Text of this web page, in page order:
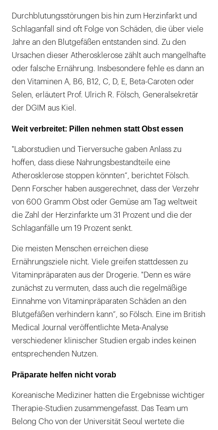
Durchblutungsstörungen bis hin zum Herzinfarkt und
Schlaganfall sind oft Folge von Schäden, die über viele
Jahre an den Blutgefäßen entstanden sind. Zu den
Ursachen dieser Atherosklerose zählt auch mangelhafte
oder falsche Ernährung. Insbesondere fehle es dann an
den Vitaminen A, B6, B12, C, D, E, Beta-Caroten oder
Selen, erläutert Prof. Ulrich R. Fölsch, Generalsekretär
der DGIM aus Kiel.
Weit verbreitet: Pillen nehmen statt Obst essen
"Laborstudien und Tierversuche gaben Anlass zu
hoffen, dass diese Nahrungsbestandteile eine
Atherosklerose stoppen könnten“, berichtet Fölsch.
Denn Forscher haben ausgerechnet, dass der Verzehr
von 600 Gramm Obst oder Gemüse am Tag weltweit
die Zahl der Herzinfarkte um 31 Prozent und die der
Schlaganfälle um 19 Prozent senkt.
Die meisten Menschen erreichen diese
Ernährungsziele nicht. Viele greifen stattdessen zu
Vitaminpräparaten aus der Drogerie. "Denn es wäre
zunächst zu vermuten, dass auch die regelmäßige
Einnahme von Vitaminpräparaten Schäden an den
Blutgefäßen verhindern kann“, so Fölsch. Eine im British
Medical Journal veröffentlichte Meta-Analyse
verschiedener klinischer Studien ergab indes keinen
entsprechenden Nutzen.
Präparate helfen nicht vorab
Koreanische Mediziner hatten die Ergebnisse wichtiger
Therapie-Studien zusammengefasst. Das Team um
Belong Cho von der Universität Seoul wertete die